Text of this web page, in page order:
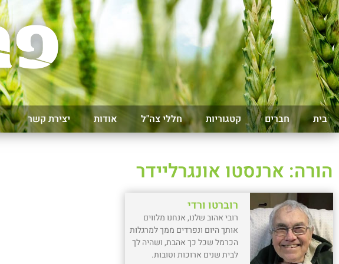
בית חברים קטגוריות חללי צה"ל אודות יצירת קשר
הורה: ארנסטו אונגרליידר
רוברטו ורדי
רובי אהוב שלנו, אנחנו מלווים
אותך היום ונפרדים ממך למרגלות
הכרמל שכל כך אהבת, ושהיה לך
לבית שנים ארוכות וטובות.